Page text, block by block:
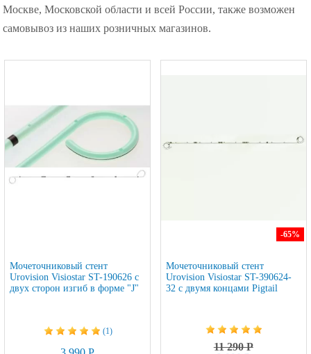
Москве, Московской области и всей России, также возможен
самовывоз из наших розничных магазинов.
Мочеточниковый стент
Urovision Visiostar ST-190626 с
двух сторон изгиб в форме "J"
(1)
-65%
Мочеточниковый стент
Urovision Visiostar ST-390624-
32 с двумя концами Pigtail
11 290 Р